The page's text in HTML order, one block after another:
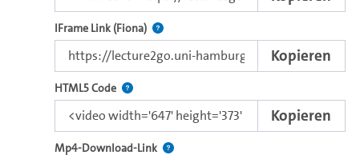
IFrame Link (Fiona) Direkter iFrame-Link zur Weitergabe an
Kopieren
HTML5 Code Nutzen Sie diesen Code, um das Video mit dem
Kopieren
Mp4-Download-Link Kopieren Sie den Download-Link dieses